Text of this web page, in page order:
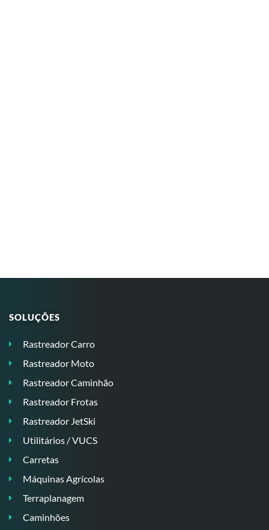
SOLUÇÕES
Rastreador Carro
Rastreador Moto
Rastreador Caminhão
Rastreador Frotas
Rastreador JetSki
Utilitários / VUCS
Carretas
Máquinas Agrícolas
Terraplanagem
Caminhões